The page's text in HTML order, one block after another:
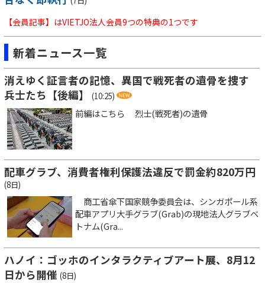
【会員記事】はVIETJO法人会員9つの特典の1つです
新着ニュース一覧
消えゆく証言者の記憶、異国で戦死者の遺骨を捜す
兵士たち【後編】
(10:25)
前編はこちら 烈士(戦死者)の遺骨
配車グラブ、消費者権利保護法違反で罰金約820万円
(8日)
商工省傘下国家競争委員会は、シンガポール系
配車アプリ大手グラブ(Grab)の現地法人グラブベ
トナム(Gra...
ハノイ：ゴッホのインタラクティブアート展、8月12
日から開催 (8日)